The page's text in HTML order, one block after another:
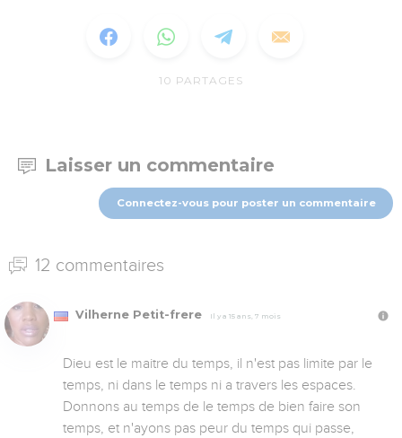
10 PARTAGES
Laisser un commentaire
Connectez-vous pour poster un commentaire
12 commentaires
Vilherne Petit-frere Il y a 15 ans, 7 mois
Dieu est le maitre du temps, il n'est pas limite par le
temps, ni dans le temps ni a travers les espaces.
Donnons au temps de le temps de bien faire son
temps, et n'ayons pas peur du temps qui passe,